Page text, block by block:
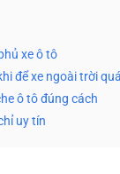
xe ô tô
để xe ngoài trời
ô tô đúng cách
uy tín